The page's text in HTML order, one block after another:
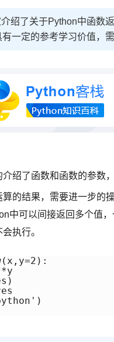
绍了关于Python中函数
一定的参考学习价值，
绍了函数和函数的参数
的结果，需要进一步的
中可以间接返回多个值
执行。